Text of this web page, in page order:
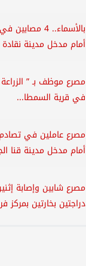
بالأسماء.. 4
أمام مدخل مدينة
مصرع موظف بـ ”
في قرية السمطا...
مصرع عاملين في
أمام مدخل مدينة قنا
مصرع شابين وإصابة
دراجتين بخارتين